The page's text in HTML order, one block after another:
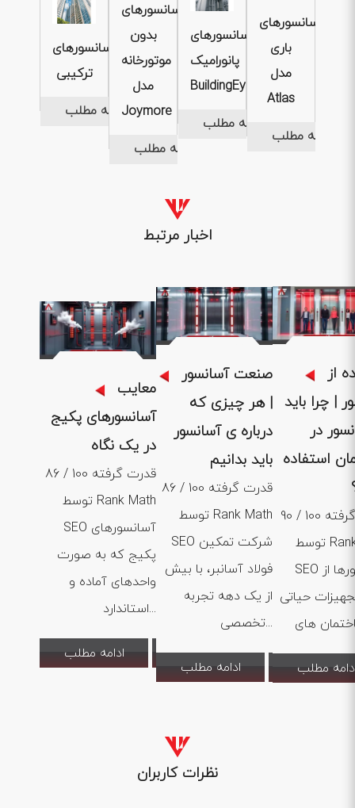
آسانسورهای
ترکیبی
ادامه مطلب
آسانسورهای
بدون
موتورخانه
مدل
Joymore
ادامه مطلب
آسانسورهای
پانورامیک
BuildingEye
ادامه مطلب
آسانسورهای
باری
مدل
Atlas
ادامه مطلب
اخبار مرتبط
معایب
آسانسورهای پکیج
در یک نگاه
86 / 100 قدرت گرفته
توسط Rank Math
SEO آسانسورهای
پکیج که به صورت
واحدهای آماده و
استاندارد...
ادامه مطلب
صنعت آسانسور
| هر چیزی که
درباره ی آسانسور
باید بدانیم
86 / 100 قدرت گرفته
توسط Rank Math
SEO شرکت تمکین
فولاد آسانبر، با بیش
از یک دهه تجربه
تخصصی...
ادامه مطلب
از
| چرا باید
در
استفاده
90 / 100 قدرت گرفته
توسط Rank Math
SEO آسانسورها از
حیاتی
مطلب
نظرات کاربران